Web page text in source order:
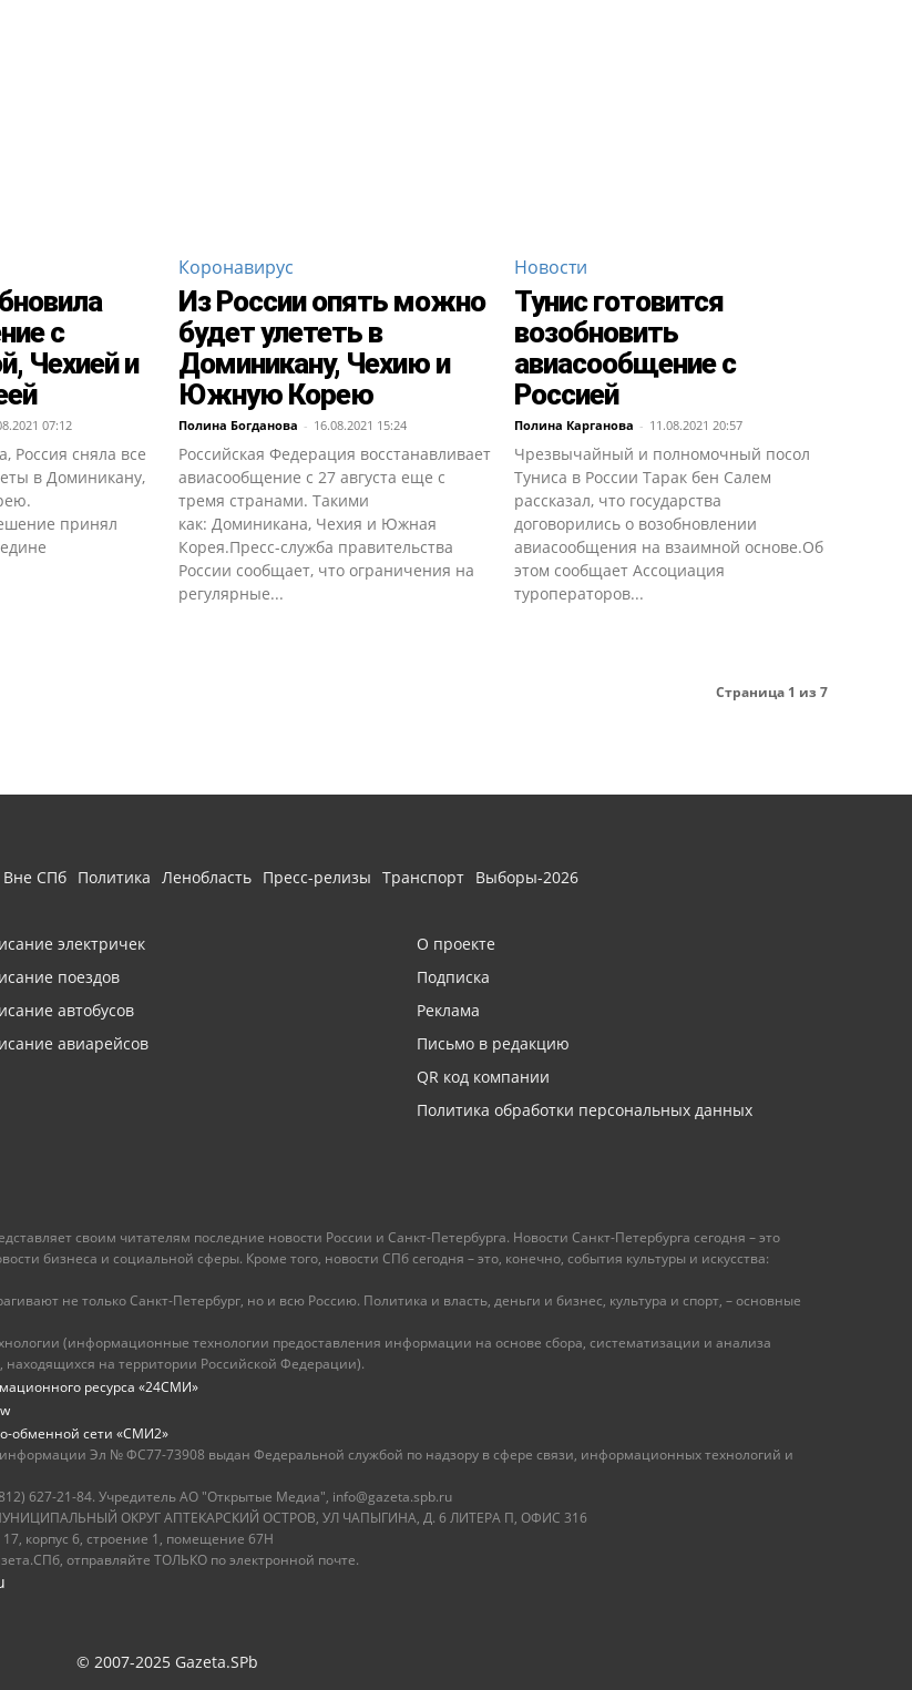
с
Чехией и
07:12
Россия сняла все
в Доминикану,
принял
Коронавирус
Из России опять можно
будет улететь в
Доминикану, Чехию и
Южную Корею
Полина Богданова - 16.08.2021 15:24
Российская Федерация восстанавливает
авиасообщение с 27 августа еще с
тремя странами. Такими
как: Доминикана, Чехия и Южная
Корея.Пресс-служба правительства
России сообщает, что ограничения на
регулярные...
Новости
Тунис готовится
возобновить
авиасообщение с
Россией
Полина Карганова - 11.08.2021 20:57
Чрезвычайный и полномочный посол
Туниса в России Тарак бен Салем
рассказал, что государства
договорились о возобновлении
авиасообщения на взаимной основе.Об
этом сообщает Ассоциация
туроператоров...
Страница 1 из 7
Вне СПб Политика Ленобласть Пресс-релизы Транспорт Выборы-2026
электричек
поездов
автобусов
авиарейсов
О проекте
Подписка
Реклама
Письмо в редакцию
QR код компании
Политика обработки персональных данных
своим читателям последние новости России и Санкт-Петербурга. Новости Санкт-Петербурга сегодня – это
бизнеса и социальной сферы. Кроме того, новости СПб сегодня – это, конечно, события культуры и искусства:
не только Санкт-Петербург, но и всю Россию. Политика и власть, деньги и бизнес, культура и спорт, – основные
(информационные технологии предоставления информации на основе сбора, систематизации и анализа
на территории Российской Федерации).
ресурса «24СМИ»
обменной сети «СМИ2»
Эл № ФС77-73908 выдан Федеральной службой по надзору в сфере связи, информационных технологий и
627-21-84. Учредитель АО "Открытые Медиа", info@gazeta.spb.ru
МУНИЦИПАЛЬНЫЙ ОКРУГ АПТЕКАРСКИЙ ОСТРОВ, УЛ ЧАПЫГИНА, Д. 6 ЛИТЕРА П, ОФИС 316
корпус 6, строение 1, помещение 67Н
отправляйте ТОЛЬКО по электронной почте.
© 2007-2025 Gazeta.SPb